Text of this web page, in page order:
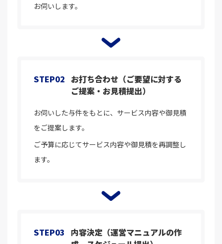
お伺いします。
STEP02 お打ち合わせ（ご要望に対する
ご提案・お見積提出）
お伺いした与件をもとに、サービス内容や御見積
をご提案します。
ご予算に応じてサービス内容や御見積を再調整し
ます。
STEP03
内容決定（運営マニュアルの作